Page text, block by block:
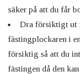
säker på att du får
Dra försiktigt ut
fästingplockaren i
försiktig så att du
fästingen då den